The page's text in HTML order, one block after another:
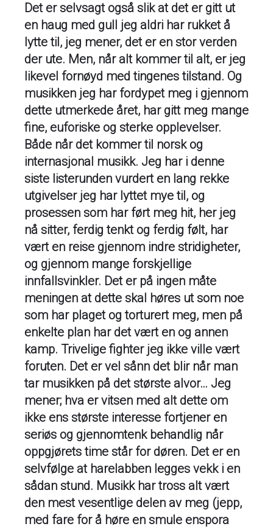
Det er selvsagt også slik at det er gitt ut
en haug med gull jeg aldri har rukket å
lytte til, jeg mener, det er en stor verden
der ute. Men, når alt kommer til alt, er jeg
likevel fornøyd med tingenes tilstand. Og
musikken jeg har fordypet meg i gjennom
dette utmerkede året, har gitt meg mange
fine, euforiske og sterke opplevelser.
Både når det kommer til norsk og
internasjonal musikk. Jeg har i denne
siste listerunden vurdert en lang rekke
utgivelser jeg har lyttet mye til, og
prosessen som har ført meg hit, her jeg
nå sitter, ferdig tenkt og ferdig følt, har
vært en reise gjennom indre stridigheter,
og gjennom mange forskjellige
innfallsvinkler. Det er på ingen måte
meningen at dette skal høres ut som noe
som har plaget og torturert meg, men på
enkelte plan har det vært en og annen
kamp. Trivelige fighter jeg ikke ville vært
foruten. Det er vel sånn det blir når man
tar musikken på det største alvor… Jeg
mener; hva er vitsen med alt dette om
ikke ens største interesse fortjener en
seriøs og gjennomtenk behandlig når
oppgjørets time står for døren. Det er en
selvfølge at harelabben legges vekk i en
sådan stund. Musikk har tross alt vært
den mest vesentlige delen av meg (jepp,
med fare for å høre en smule enspora